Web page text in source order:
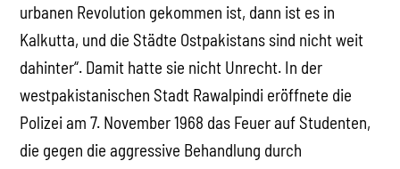
urbanen Revolution gekommen ist, dann ist es in
Kalkutta, und die Städte Ostpakistans sind nicht weit
dahinter“. Damit hatte sie nicht Unrecht. In der
westpakistanischen Stadt Rawalpindi eröffnete die
Polizei am 7. November 1968 das Feuer auf Studenten,
die gegen die aggressive Behandlung durch